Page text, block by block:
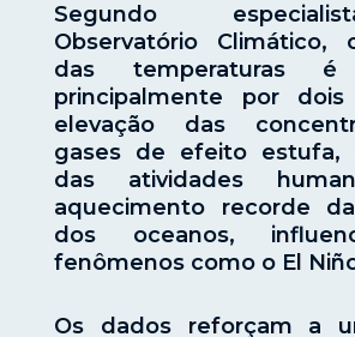
Segundo
Observatório Climático,
das temperaturas é
principalmente por
elevação das
gases de efeito estufa,
das atividades
aquecimento recorde
dos oceanos,
fenômenos como o El
Os dados reforçam a